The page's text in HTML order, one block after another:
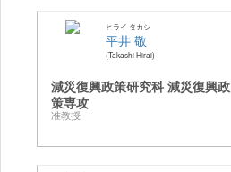
ヒライ タカシ
平井 敬
Takashi Hirai
減災復興政策研究科 減災復興政
策専攻
准教授